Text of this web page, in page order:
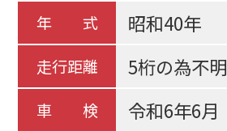
年 式 昭和40年
走行距離 5桁の為不明
車 検 令和6年6月